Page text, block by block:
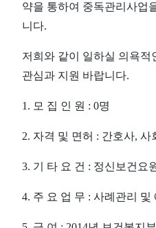
약을 통하여 중독관리사업
니다.
저희와 같이 일하실 의욕
관심과 지원 바랍니다.
1. 모 집 인 원 :
2. 자격 및 면허 : 간호사,
3. 기 타 요 건 : 정신보건요
4. 주 요 업 무 : 사례관리 및